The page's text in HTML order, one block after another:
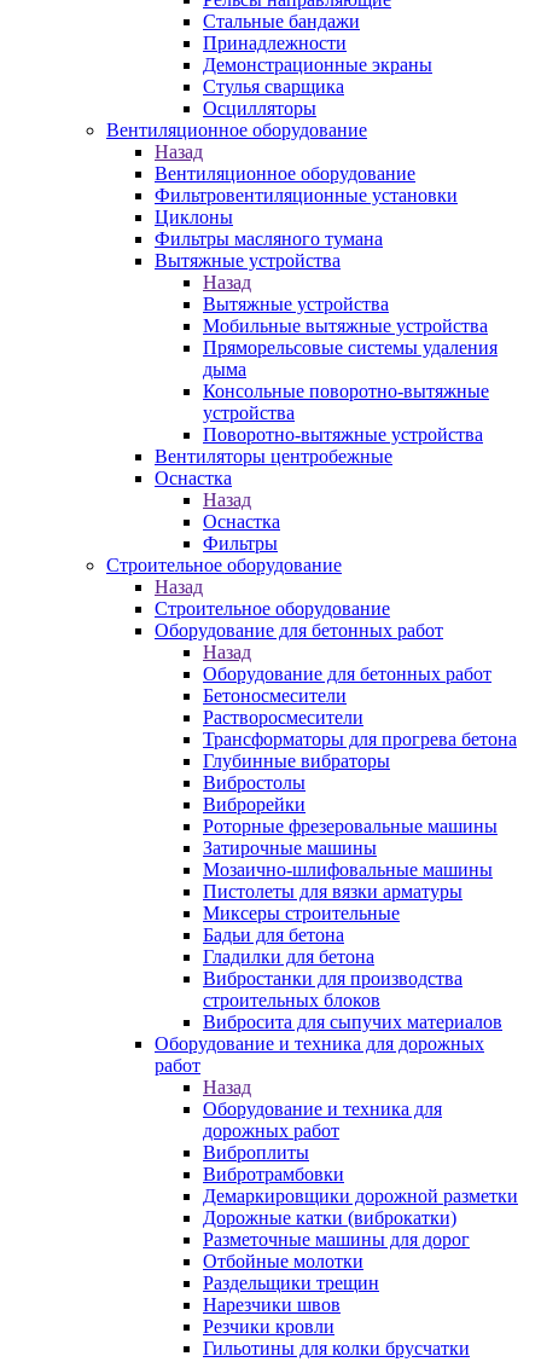
Стальные бандажи
Принадлежности
Демонстрационные экраны
Стулья сварщика
Осцилляторы
Вентиляционное оборудование
Назад
Вентиляционное оборудование
Фильтровентиляционные установки
Циклоны
Фильтры масляного тумана
Вытяжные устройства
Назад
Вытяжные устройства
Мобильные вытяжные устройства
Пряморельсовые системы удаления
дыма
Консольные поворотно-вытяжные
устройства
Поворотно-вытяжные устройства
Вентиляторы центробежные
Оснастка
Назад
Оснастка
Фильтры
Строительное оборудование
Назад
Строительное оборудование
Оборудование для бетонных работ
Назад
Оборудование для бетонных работ
Бетоносмесители
Растворосмесители
Трансформаторы для прогрева бетона
Глубинные вибраторы
Вибростолы
Виброрейки
Роторные фрезеровальные машины
Затирочные машины
Мозаично-шлифовальные машины
Пистолеты для вязки арматуры
Миксеры строительные
Бадьи для бетона
Гладилки для бетона
Вибростанки для производства
строительных блоков
Вибросита для сыпучих материалов
Оборудование и техника для дорожных
работ
Назад
Оборудование и техника для
дорожных работ
Виброплиты
Вибротрамбовки
Демаркировщики дорожной разметки
Дорожные катки (виброкатки)
Разметочные машины для дорог
Отбойные молотки
Раздельщики трещин
Нарезчики швов
Резчики кровли
Гильотины для колки брусчатки